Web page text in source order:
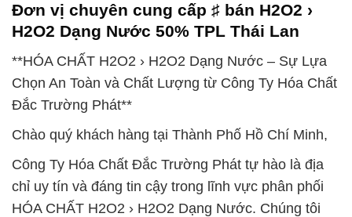
Đơn vị chuyên cung cấp ♯ bán H2O2 ›
H2O2 Dạng Nước 50% TPL Thái Lan
**HÓA CHẤT H2O2 › H2O2 Dạng Nước – Sự Lựa
Chọn An Toàn và Chất Lượng từ Công Ty Hóa Chất
Đắc Trường Phát**
Chào quý khách hàng tại Thành Phố Hồ Chí Minh,
Công Ty Hóa Chất Đắc Trường Phát tự hào là địa
chỉ uy tín và đáng tin cậy trong lĩnh vực phân phối
HÓA CHẤT H2O2 › H2O2 Dạng Nước. Chúng tôi